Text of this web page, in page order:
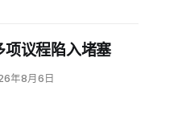
项议程陷入堵塞
年8月6日